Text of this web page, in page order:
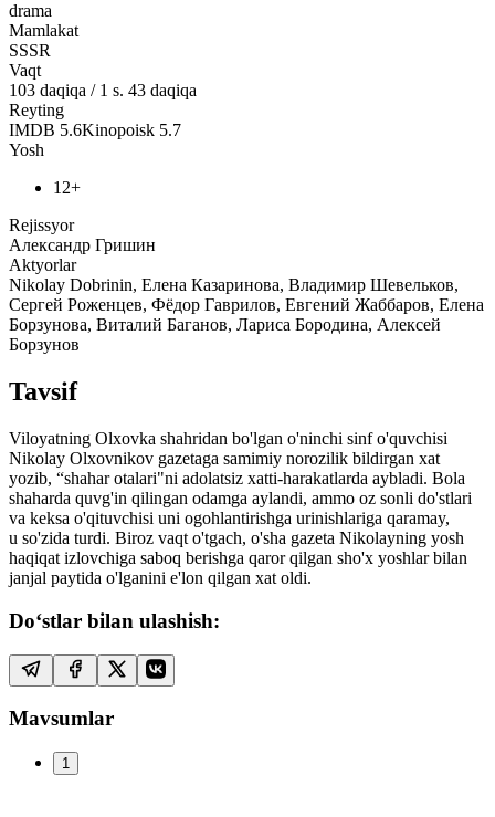
drama
Mamlakat
SSSR
Vaqt
103 daqiqa / 1 s. 43 daqiqa
Reyting
IMDB 5.6Kinopoisk 5.7
Yosh
12+
Rejissyor
Александр Гришин
Aktyorlar
Nikolay Dobrinin, Елена Казаринова, Владимир Шевельков,
Сергей Роженцев, Фёдор Гаврилов, Евгений Жаббаров, Елена
Борзунова, Виталий Баганов, Лариса Бородина, Алексей
Борзунов
Tavsif
Viloyatning Olxovka shahridan bo'lgan o'ninchi sinf o'quvchisi
Nikolay Olxovnikov gazetaga samimiy norozilik bildirgan xat
yozib, “shahar otalari"ni adolatsiz xatti-harakatlarda aybladi. Bola
shaharda quvg'in qilingan odamga aylandi, ammo oz sonli do'stlari
va keksa o'qituvchisi uni ogohlantirishga urinishlariga qaramay,
u so'zida turdi. Biroz vaqt o'tgach, o'sha gazeta Nikolayning yosh
haqiqat izlovchiga saboq berishga qaror qilgan sho'x yoshlar bilan
janjal paytida o'lganini e'lon qilgan xat oldi.
Do‘stlar bilan ulashish:
Mavsumlar
1